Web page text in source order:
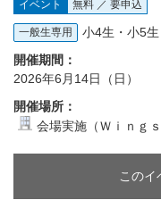
イベント 無料 ／ 要申込
一般生専用
小4生・小5
開催期間：
2026年6月14日（日）
開催場所：
会場実施（Ｗｉｎｇ
このイ